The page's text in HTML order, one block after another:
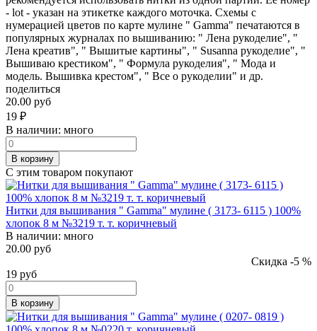
- lot - указан на этикетке каждого моточка. Схемы с
нумерацией цветов по карте мулине " Gamma" печатаются в
популярных журналах по вышиванию: " Лена рукоделие", "
Лена креатив", " Вышитые картины", " Susanna рукоделие", "
Вышиваю крестиком", " Формула рукоделия", " Мода и
модель. Вышивка крестом", " Все о рукоделии" и др.
поделиться
20.00 руб
19 ₽
В наличии: много
В корзину
С этим товаром покупают
Нитки для вышивания " Gamma" мулине ( 3173- 6115 ) 100%
хлопок 8 м №3219 т. т. коричневый
В наличии: много
20.00 руб
Скидка -5 %
19 руб
В корзину